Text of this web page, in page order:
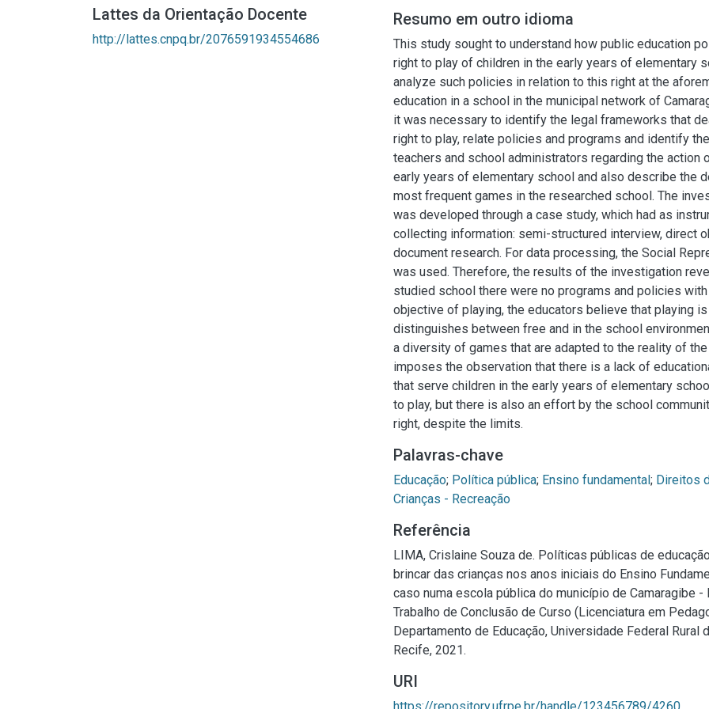
Lattes da Orientação Docente
http://lattes.cnpq.br/2076591934554686
Resumo em outro idioma
This study sought to understand how public education
right to play of children in the early years of elementary
analyze such policies in relation to this right at the
education in a school in the municipal network of
it was necessary to identify the legal frameworks that
right to play, relate policies and programs and identify
teachers and school administrators regarding the action
early years of elementary school and also describe the
most frequent games in the researched school. The
was developed through a case study, which had as
collecting information: semi-structured interview, direct
document research. For data processing, the Social
was used. Therefore, the results of the investigation
studied school there were no programs and policies
objective of playing, the educators believe that playing
distinguishes between free and in the school
a diversity of games that are adapted to the reality of
imposes the observation that there is a lack of
that serve children in the early years of elementary
to play, but there is also an effort by the school
right, despite the limits.
Palavras-chave
Educação; Política pública; Ensino fundamental; Direitos
Crianças - Recreação
Referência
LIMA, Crislaine Souza de. Políticas públicas de
brincar das crianças nos anos iniciais do Ensino
caso numa escola pública do município de Camaragibe -
Trabalho de Conclusão de Curso (Licenciatura em
Departamento de Educação, Universidade Federal Rural
Recife, 2021.
URI